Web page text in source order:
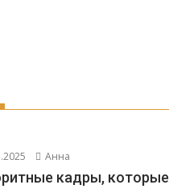
Анна
кадры, которые